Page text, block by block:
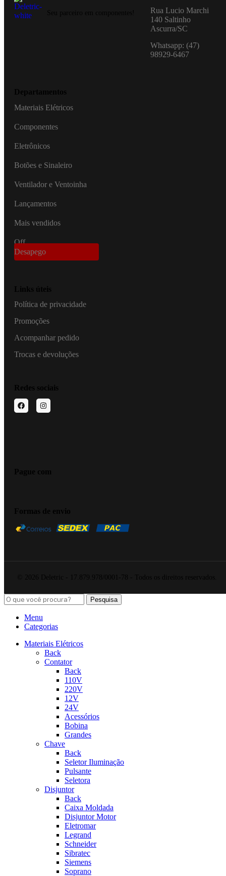
Rua Lucio Marchi
140 Saltinho
Ascurra/SC
Whatsapp: (47)
98929-6467
Materiais Elétricos
Componentes
Eletrônicos
Botões e Sinaleiro
Ventilador e Ventoinha
Lançamentos
Mais vendidos
Off
Desapego
Política de privacidade
Promoções
Acompanhar pedido
Trocas e devoluções
Pesquisa
Menu
Categorias
Materiais Elétricos
Back
Contator
Back
110V
220V
12V
24V
Acessórios
Bobina
Grandes
Chave
Back
Seletor Iluminação
Pulsante
Seletora
Disjuntor
Back
Caixa Moldada
Disjuntor Motor
Eletromar
Legrand
Schneider
Sibratec
Siemens
Soprano